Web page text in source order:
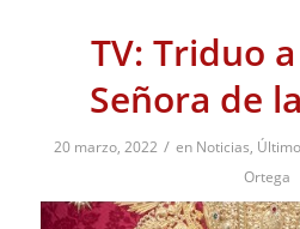
TV: Triduo
Señora de
20 marzo, 2022 / en Noticias,
Ortega